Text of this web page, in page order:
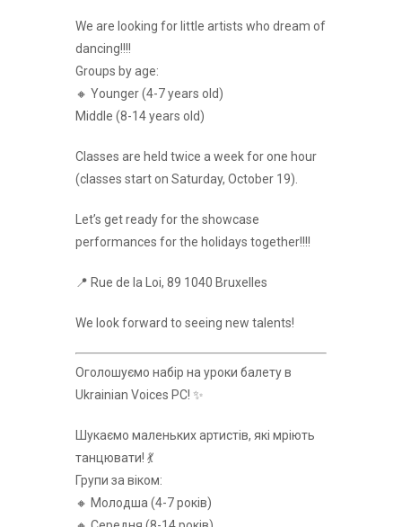
We are looking for little artists who dream of
dancing!!!!
Groups by age:
🔸 Younger (4-7 years old)
Middle (8-14 years old)
Classes are held twice a week for one hour
(classes start on Saturday, October 19).
Let’s get ready for the showcase
performances for the holidays together!!!!
📍 Rue de la Loi, 89 1040 Bruxelles
We look forward to seeing new talents!
Оголошуємо набір на уроки балету в
Ukrainian Voices РС! ✨
Шукаємо маленьких артистів, які мріють
танцювати! 💃
Групи за віком:
🔸 Молодша (4-7 років)